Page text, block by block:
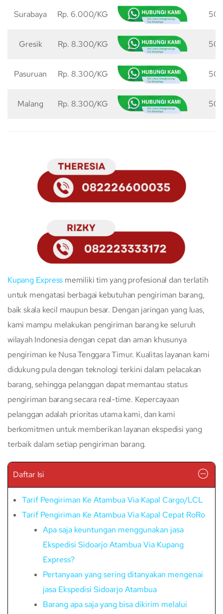
Surabaya Rp. 6.000/KG 50
Gresik Rp. 8.300/KG 50
Pasuruan Rp. 8.300/KG 50
Malang Rp. 8.300/KG 50
Kupang Express memiliki tim yang profesional dan terlatih
untuk mengatasi berbagai kebutuhan pengiriman barang,
baik skala kecil maupun besar. Dengan jaringan yang luas,
kami mampu melakukan pengiriman barang ke seluruh
wilayah Indonesia dengan cepat dan aman khusunya
pengiriman ke Nusa Tenggara Timur. Kualitas layanan kami
didukung pula dengan teknologi terkini dalam pelacakan
barang, sehingga pelanggan dapat memantau status
pengiriman barang secara real-time. Kepercayaan
pelanggan adalah prioritas utama kami, dan kami
berkomitmen untuk memberikan layanan ekspedisi yang
terbaik dalam setiap pengiriman barang.
Daftar Isi
Tarif Pengiriman Ke Atambua Via Kapal Cargo/LCL
Tarif Pengiriman Ke Atambua Via Kapal Cepat RoRo
Apa saja keuntungan menggunakan jasa
Ekspedisi Sidoarjo Atambua Via Kupang
Express?
Pertanyaan yang sering ditanyakan mengenai
jasa Ekspedisi Sidoarjo Atambua
Barang apa saja yang bisa dikirim melalui